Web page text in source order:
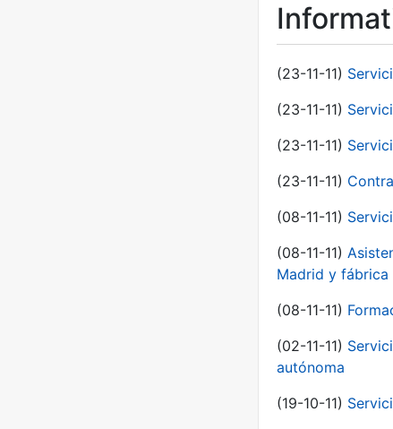
(23-11-11)
(23-11-11)
(23-11-11)
(23-11-11)
(08-11-11)
(08-11-11)
Madrid y fábrica
(08-11-11)
(02-11-11)
autónoma
(19-10-11)